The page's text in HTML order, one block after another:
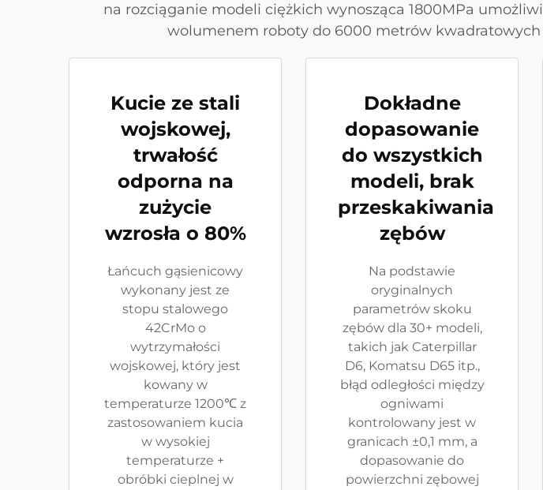
na rozciąganie modeli ciężkich wynosząca 1800MPa
wolumenem roboty do 6000 metrów
Kucie ze stali
wojskowej,
trwałość
odporna na
zużycie
wzrosła o 80%
Łańcuch gąsienicowy
wykonany jest ze
stopu stalowego
42CrMo o
wytrzymałości
wojskowej, który jest
kowany w
temperaturze 1200℃ z
zastosowaniem kucia
w wysokiej
temperaturze +
obróbki cieplnej w
Dokładne
dopasowanie
do wszystkich
modeli, brak
przeskakiwania
zębów
Na podstawie
oryginalnych
parametrów skoku
zębów dla 30+ modeli,
takich jak Caterpillar
D6, Komatsu D65 itp.,
błąd odległości między
ogniwami
kontrolowany jest w
granicach ±0,1 mm, a
dopasowanie do
powierzchni zębowej